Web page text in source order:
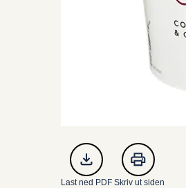
Last ned PDF Skriv ut siden